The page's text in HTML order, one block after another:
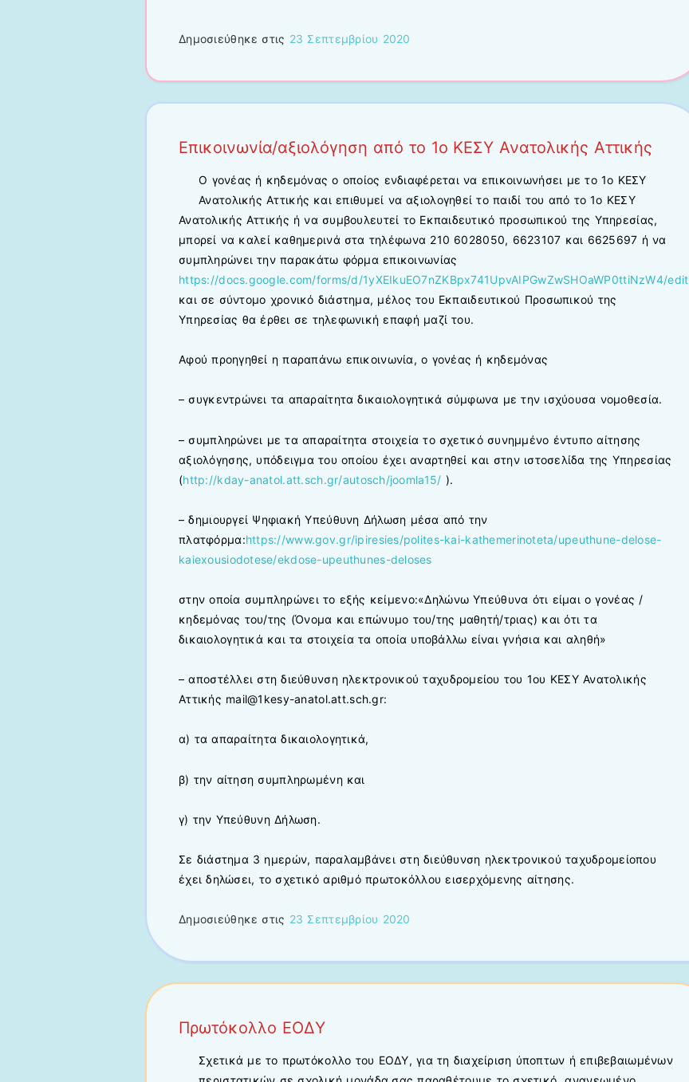
Δημοσιεύθηκε στις 23 Σεπτεμβρίου 2020
Επικοινωνία/αξιολόγηση από το 1ο ΚΕΣΥ Ανατολικής Αττικής
Ο γονέας ή κηδεμόνας ο οποίος ενδιαφέρεται να επικοινωνήσει με το 1ο ΚΕΣΥ
Ανατολικής Αττικής και επιθυμεί να αξιολογηθεί το παιδί του από το 1ο ΚΕΣΥ
Ανατολικής Αττικής ή να συμβουλευτεί το Εκπαιδευτικό προσωπικού της Υπηρεσίας,
μπορεί να καλεί καθημερινά στα τηλέφωνα 210 6028050, 6623107 και 6625697 ή να
συμπληρώνει την παρακάτω φόρμα επικοινωνίας
https://docs.google.com/forms/d/1yXEIkuEO7nZKBpx741UpvAIPGwZwSHOaWP0ttiNzW4/edit
και σε σύντομο χρονικό διάστημα, μέλος του Εκπαιδευτικού Προσωπικού της
Υπηρεσίας θα έρθει σε τηλεφωνική επαφή μαζί του.
Αφού προηγηθεί η παραπάνω επικοινωνία, ο γονέας ή κηδεμόνας
– συγκεντρώνει τα απαραίτητα δικαιολογητικά σύμφωνα με την ισχύουσα νομοθεσία.
– συμπληρώνει με τα απαραίτητα στοιχεία το σχετικό συνημμένο έντυπο αίτησης
αξιολόγησης, υπόδειγμα του οποίου έχει αναρτηθεί και στην ιστοσελίδα της Υπηρεσίας
(http://kday-anatol.att.sch.gr/autosch/joomla15/ ).
– δημιουργεί Ψηφιακή Υπεύθυνη Δήλωση μέσα από την
πλατφόρμα:https://www.gov.gr/ipiresies/polites-kai-kathemerinoteta/upeuthune-delose-
kaiexousiodotese/ekdose-upeuthunes-deloses
στην οποία συμπληρώνει το εξής κείμενο:«Δηλώνω Υπεύθυνα ότι είμαι ο γονέας /
κηδεμόνας του/της (Όνομα και επώνυμο του/της μαθητή/τριας) και ότι τα
δικαιολογητικά και τα στοιχεία τα οποία υποβάλλω είναι γνήσια και αληθή»
– αποστέλλει στη διεύθυνση ηλεκτρονικού ταχυδρομείου του 1ου ΚΕΣΥ Ανατολικής
Αττικής mail@1kesy-anatol.att.sch.gr:
α) τα απαραίτητα δικαιολογητικά,
β) την αίτηση συμπληρωμένη και
γ) την Υπεύθυνη Δήλωση.
Σε διάστημα 3 ημερών, παραλαμβάνει στη διεύθυνση ηλεκτρονικού ταχυδρομείοπου
έχει δηλώσει, το σχετικό αριθμό πρωτοκόλλου εισερχόμενης αίτησης.
Δημοσιεύθηκε στις 23 Σεπτεμβρίου 2020
Πρωτόκολλο ΕΟΔΥ
Σχετικά με το πρωτόκολλο του ΕΟΔΥ, για τη διαχείριση ύποπτων ή επιβεβαιωμένων